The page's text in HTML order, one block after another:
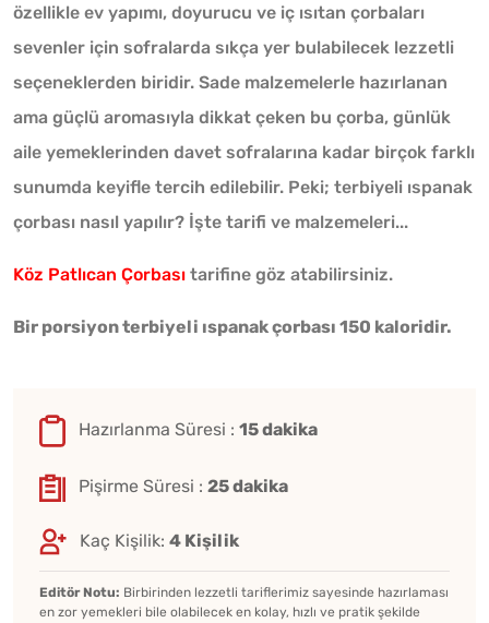
özellikle ev yapımı, doyurucu ve iç ısıtan çorbaları
sevenler için sofralarda sıkça yer bulabilecek lezzetli
seçeneklerden biridir. Sade malzemelerle hazırlanan
ama güçlü aromasıyla dikkat çeken bu çorba, günlük
aile yemeklerinden davet sofralarına kadar birçok farklı
sunumda keyifle tercih edilebilir. Peki; terbiyeli ıspanak
çorbası nasıl yapılır? İşte tarifi ve malzemeleri...
Köz Patlıcan Çorbası tarifine göz atabilirsiniz.
Bir porsiyon terbiyeli ıspanak çorbası 150 kaloridir.
Hazırlanma Süresi : 15 dakika
Pişirme Süresi : 25 dakika
Kaç Kişilik: 4 Kişilik
Editör Notu: Birbirinden lezzetli tariflerimiz sayesinde hazırlaması
en zor yemekleri bile olabilecek en kolay, hızlı ve pratik şekilde